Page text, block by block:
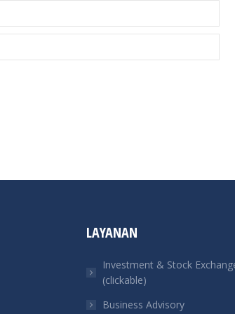
LAYANAN
Investment & Stock
(clickable)
Business Advisory